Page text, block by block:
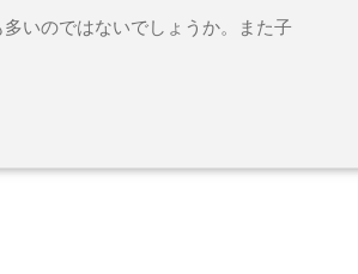
いのではないでしょうか。また子